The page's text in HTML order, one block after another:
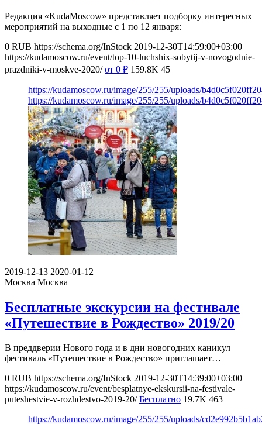
Редакция «KudaMoscow» представляет подборку интересных
мероприятий на выходные с 1 по 12 января:
0 RUB https://schema.org/InStock 2019-12-30T14:59:00+03:00
https://kudamoscow.ru/event/top-10-luchshix-sobytij-v-novogodnie-
prazdniki-v-moskve-2020/ от 0 ₽ 159.8K 45
https://kudamoscow.ru/image/255/255/uploads/
https://kudamoscow.ru/image/255/255/uploads/
2019-12-13 2020-01-12
Москва Москва
Бесплатные экскурсии на фестивале
«Путешествие в Рождество» 2019/20
В преддверии Нового года и в дни новогодних каникул
фестиваль «Путешествие в Рождество» приглашает…
0 RUB https://schema.org/InStock 2019-12-30T14:39:00+03:00
https://kudamoscow.ru/event/besplatnye-ekskursii-na-festivale-
puteshestvie-v-rozhdestvo-2019-20/ Бесплатно 19.7K 463
https://kudamoscow.ru/image/255/255/uploads/